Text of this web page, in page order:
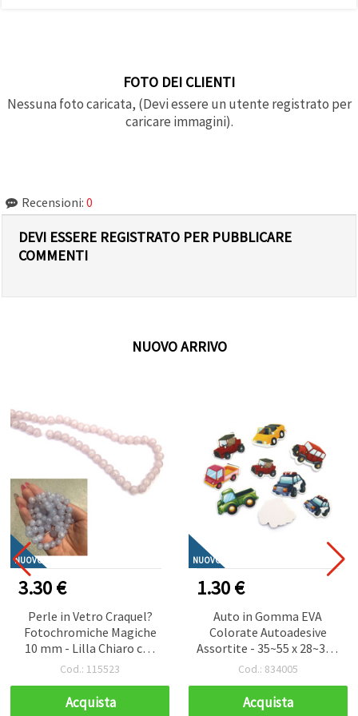
FOTO DEI CLIENTI
Nessuna foto caricata, (Devi essere un utente registrato per
caricare immagini).
Recensioni: 0
DEVI ESSERE REGISTRATO PER PUBBLICARE
COMMENTI
NUOVO ARRIVO
NUOVO
3.30 €
Perle in Vetro Craquel?
Fotochromiche Magiche
10 mm - Lilla Chiaro che
Diventa Blu al Sole, Foro 1
che Cambiano Colore con
la Luc
Cod.: 115523
Acquista
NUOVO
1.30 €
Auto in Gomma EVA
Colorate Autoadesive
Assortite - 35~55 x 28~35 x
2, 5 mm, 15 - 17 pz -
Bambini
Cod.: 834005
Acquista